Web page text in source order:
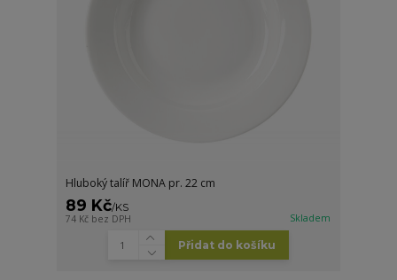
Hluboký talíř MONA pr. 22 cm
89 Kč/KS
74 Kč bez DPH Skladem
Přidat do košíku